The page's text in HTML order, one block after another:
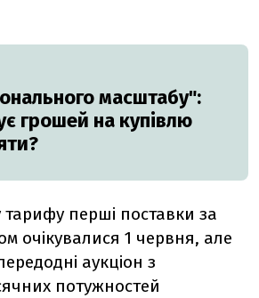
масштабу":
грошей на купівлю
тарифу перші поставки за
очікувалися 1 червня, але
аукціон з
потужностей